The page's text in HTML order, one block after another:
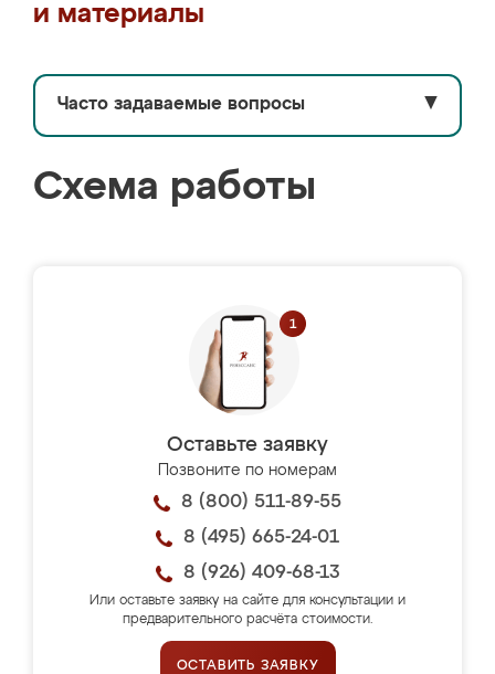
и материалы
Часто задаваемые вопросы ▼
Схема работы
Оставьте заявку
Позвоните по номерам
8 (800) 511-89-55
8 (495) 665-24-01
8 (926) 409-68-13
Или оставьте заявку на сайте для консультации и
предварительного расчёта стоимости.
ОСТАВИТЬ ЗАЯВКУ